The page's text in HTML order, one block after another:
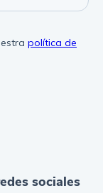
sociales